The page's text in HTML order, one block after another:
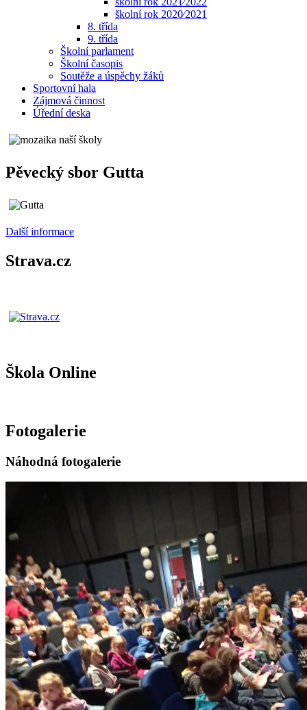
školní rok 2020⁄2021
8. třída
9. třída
Školní parlament
Školní časopis
Soutěže a úspěchy žáků
Sportovní hala
Zájmová činnost
Úřední deska
Pěvecký sbor Gutta
Další informace
Strava.cz
Škola Online
Fotogalerie
Náhodná fotogalerie